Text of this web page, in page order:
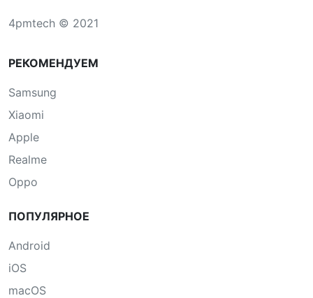
4pmtech © 2021
РЕКОМЕНДУЕМ
Samsung
Xiaomi
Apple
Realme
Oppo
ПОПУЛЯРНОЕ
Android
iOS
macOS